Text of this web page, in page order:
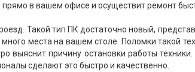
в вашем офисе и осуществит ремонт
Такой тип ПК достаточно новый,
места на вашем столе. Поломки такой
выяснит причину остановки работы техники.
сделают это быстро и качественно.